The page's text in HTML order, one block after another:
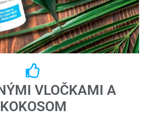
VLOČKAMI A
KOKOSOM